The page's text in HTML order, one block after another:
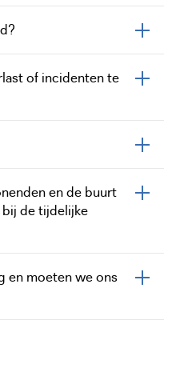
of incidenten te
en de buurt
de tijdelijke
en moeten we ons